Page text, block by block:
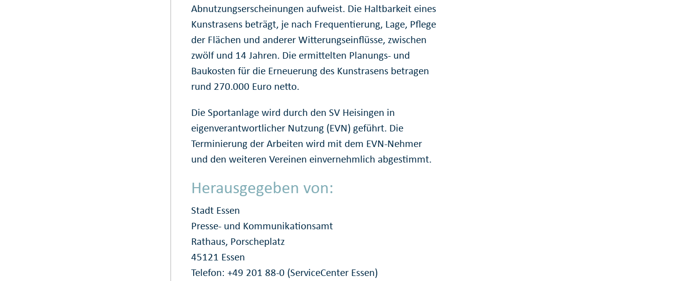
Abnutzungserscheinungen aufweist. Die Haltbarkeit eines
Kunstrasens beträgt, je nach Frequentierung, Lage, Pflege
der Flächen und anderer Witterungseinflüsse, zwischen
zwölf und 14 Jahren. Die ermittelten Planungs- und
Baukosten für die Erneuerung des Kunstrasens betragen
rund 270.000 Euro netto.
Die Sportanlage wird durch den SV Heisingen in
eigenverantwortlicher Nutzung (EVN) geführt. Die
Terminierung der Arbeiten wird mit dem EVN-Nehmer
und den weiteren Vereinen einvernehmlich abgestimmt.
Herausgegeben von:
Stadt Essen
Presse- und Kommunikationsamt
Rathaus, Porscheplatz
45121 Essen
Telefon: +49 201 88-0 (ServiceCenter Essen)